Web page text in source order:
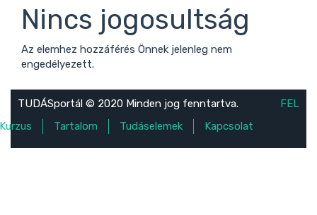
Nincs jogosultság
Az elemhez hozzáférés Önnek jelenleg nem
engedélyezett.
FEL
Kurzus
Tartalom Tudáselemek Kapcsolat
TUDÁSportál © 2020 Minden jog fenntartva.